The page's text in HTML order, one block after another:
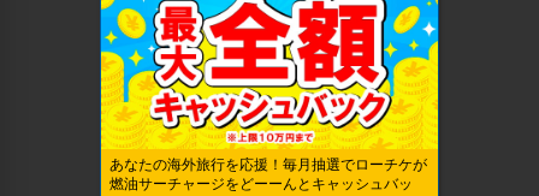
Copyright © 1998 Lawson Entertainment, Inc.
あなたの海外旅行を応援！毎月抽選でローチケが
燃油サーチャージをどーーんとキャッシュバッ